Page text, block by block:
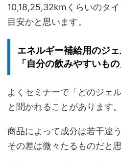
10,18,25,32kmくらいのタ
目安かと思います。
エネルギー補給用のジ
「自分の飲みやすいもの
よくセミナーで「どのジェ
と聞かれることがあります。
商品によって成分は若干違
その差は微々たるものだと